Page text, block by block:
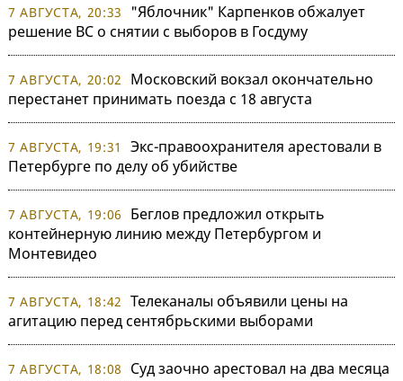
7 АВГУСТА, 20:33
"Яблочник" Карпенков обжалует
решение ВС о снятии с выборов в Госдуму
7 АВГУСТА, 20:02
Московский вокзал окончательно
перестанет принимать поезда с 18 августа
7 АВГУСТА, 19:31
Экс-правоохранителя арестовали в
Петербурге по делу об убийстве
7 АВГУСТА, 19:06
Беглов предложил открыть
контейнерную линию между Петербургом и
Монтевидео
7 АВГУСТА, 18:42 Телеканалы объявили цены на
агитацию перед сентябрьскими выборами
7 АВГУСТА, 18:08
Суд заочно арестовал на два месяца